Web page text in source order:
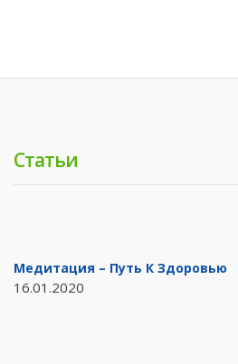
Статьи
Медитация – Путь К Здоровью
16.01.2020